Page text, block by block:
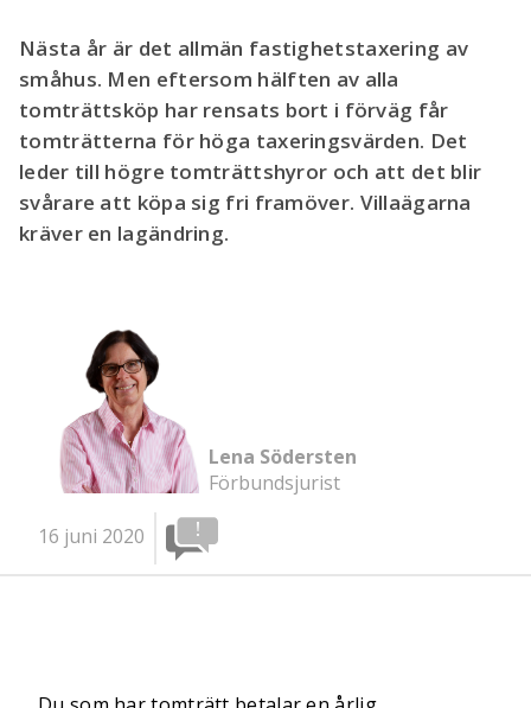
Nästa år är det allmän fastighetstaxering av
småhus. Men eftersom hälften av alla
tomträttsköp har rensats bort i förväg får
tomträtterna för höga taxeringsvärden. Det
leder till högre tomträttshyror och att det blir
svårare att köpa sig fri framöver. Villaägarna
kräver en lagändring.
Lena Södersten
Förbundsjurist
16 juni 2020